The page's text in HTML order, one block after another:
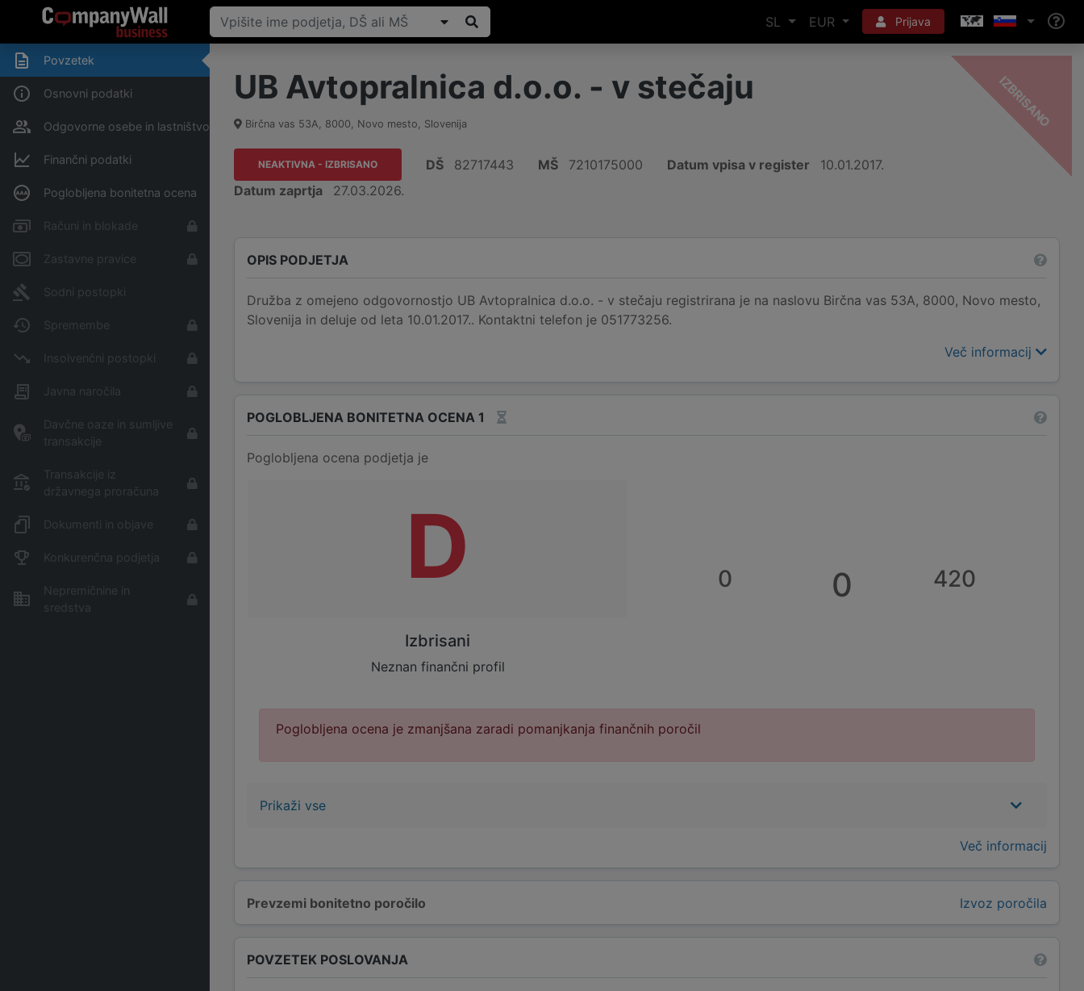
SL EUR Prijava
Povzetek
Osnovni podatki
Odgovorne osebe in lastništvo
Finančni podatki
Poglobljena bonitetna ocena
Računi in blokade
Zastavne pravice
Sodni postopki
Spremembe
Insolvenčni postopki
Javna naročila
Davčne oaze in sumljive
transakcije
Transakcije iz
državnega proračuna
Dokumenti in objave
Konkurenčna podjetja
Nepremičnine in
sredstva
UB Avtopralnica d.o.o. - v stečaju
Birčna vas 53A, 8000, Novo mesto, Slovenija -
O
NEAKTIVNA - IZBRISANO DŠ 82717443 MŠ 7210175000 Datum vpisa v register
10.01.2017.
Datum zaprtja
27.03.2026.
OPIS PODJETJA
Družba z omejeno odgovornostjo UB Avtopralnica d.o.o. - v stečaju registrirana je na naslovu Birčna vas 53A, 8000, Novo mesto,
Slovenija in deluje od leta 10.01.2017.. Kontaktni telefon je 051773256.
Več informacij
Prevzemi bonitetno poročilo Izvoz poročila
POGLOBLJENA BONITETNA OCENA 1
Poglobljena ocena podjetja je
D
Izbrisani
Neznan finančni profil
0 0 420
Poglobljena ocena je zmanjšana zaradi pomanjkanja finančnih poročil
Prikaži vse
Več informacij
POVZETEK POSLOVANJA